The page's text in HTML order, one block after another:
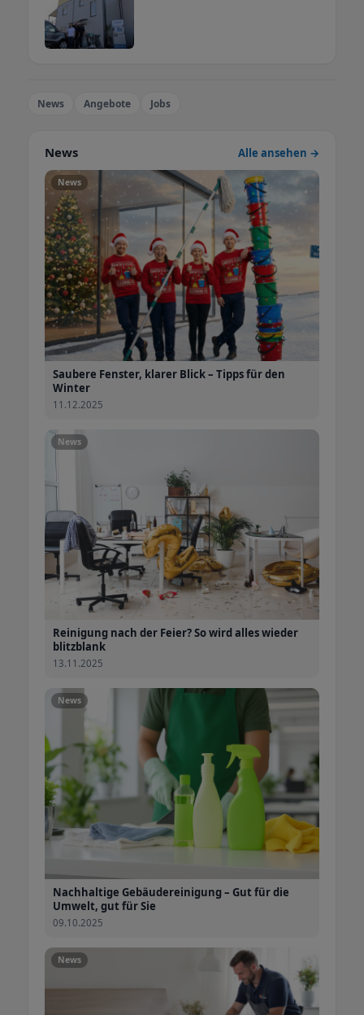
News Angebote Jobs
News Alle ansehen →
News
Saubere Fenster, klarer Blick – Tipps für den
Winter
11.12.2025
News
Reinigung nach der Feier? So wird alles wieder
blitzblank
13.11.2025
News
Nachhaltige Gebäudereinigung – Gut für die
Umwelt, gut für Sie
09.10.2025
News